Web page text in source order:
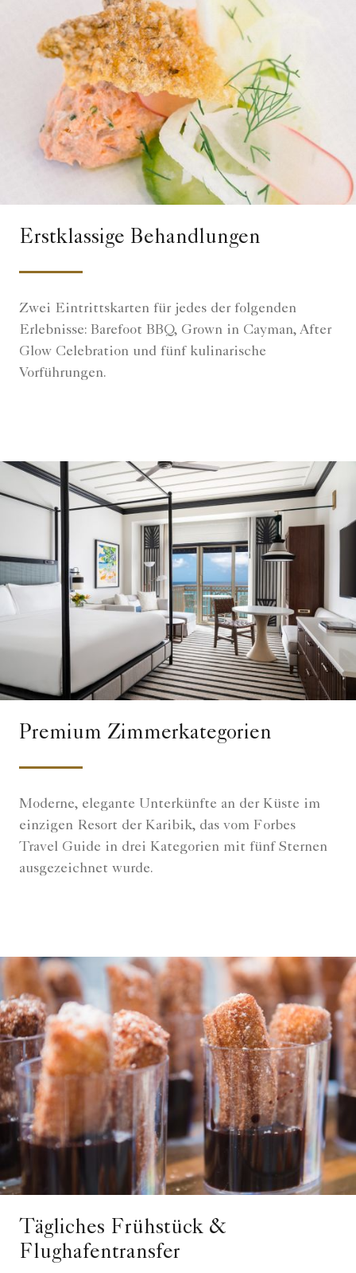
Erstklassige Behandlungen
Zwei Eintrittskarten für jedes der folgenden
Erlebnisse: Barefoot BBQ, Grown in Cayman, After
Glow Celebration und fünf kulinarische
Vorführungen.
Premium Zimmerkategorien
Moderne, elegante Unterkünfte an der Küste im
einzigen Resort der Karibik, das vom Forbes
Travel Guide in drei Kategorien mit fünf Sternen
ausgezeichnet wurde.
Tägliches Frühstück &
Flughafentransfer